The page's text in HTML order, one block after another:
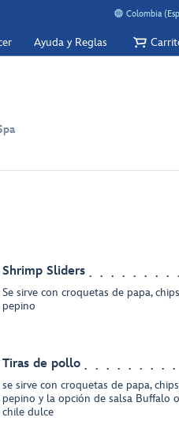
Colombia
Ayuda y Reglas
Shrimp Sliders
Se sirve con croquetas de papa,
pepino
Tiras de pollo
se sirve con croquetas de papa,
pepino y la opción de salsa Buffalo
chile dulce